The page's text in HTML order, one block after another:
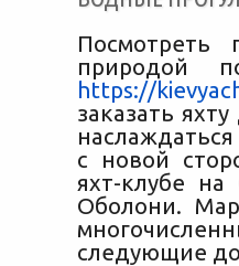
Посмотреть
природой
https://
заказать
с новой
яхт-клубе
Оболони.
следующие